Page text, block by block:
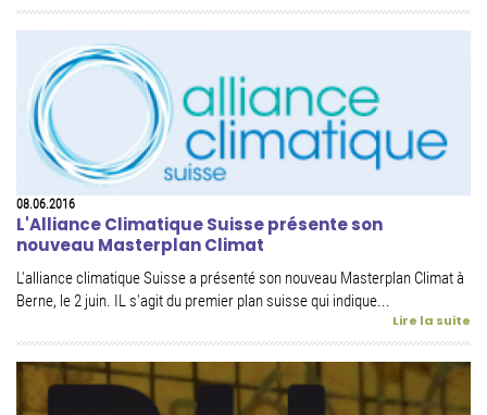
08.06.2016
L'Alliance Climatique Suisse présente son
nouveau Masterplan Climat
L'alliance climatique Suisse a présenté son nouveau Masterplan Climat à
Berne, le 2 juin. IL s'agit du premier plan suisse qui indique...
Lire la suite